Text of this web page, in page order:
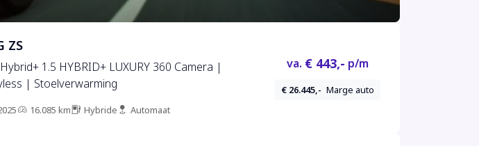
ZS
1.5 HYBRID+ LUXURY 360 Camera |
| Stoelverwarming
16.085 km Hybride Automaat
va. € 443,- p/m
€ 26.445,- Marge auto